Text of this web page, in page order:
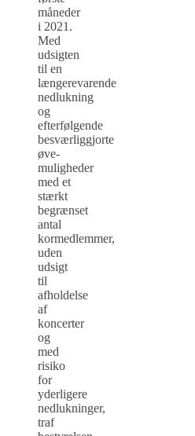
måneder
i 2021.
Med
udsigten
til en
længerevarende
nedlukning
og
efterfølgende
besværliggjorte
øve-
muligheder
med et
stærkt
begrænset
antal
kormedlemmer,
uden
udsigt
til
afholdelse
af
koncerter
og
med
risiko
for
yderligere
nedlukninger,
traf